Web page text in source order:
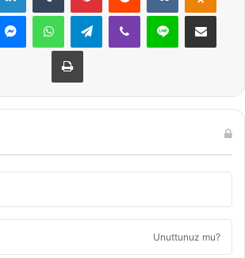
MessengerWhatsAppTelegramViber Line E-Posta ile
Yazdır
Unuttunuz mu?